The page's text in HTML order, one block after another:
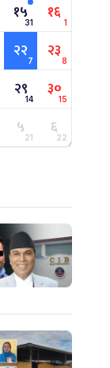
१५31 १६ 1
२२7 २३8
२९14 ३०15
५21 ६22